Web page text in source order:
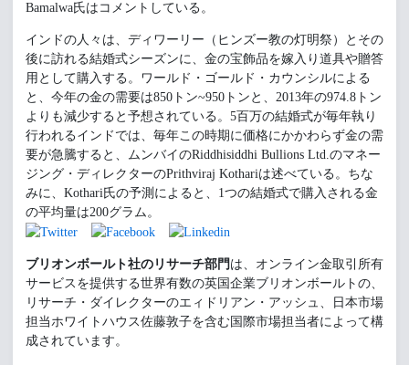
Bamalwa氏はコメントしている。
インドの人々は、ディワーリー（ヒンズー教の灯明祭）とその
後に訪れる結婚式シーズンに、金の宝飾品を嫁入り道具や贈答
用として購入する。ワールド・ゴールド・カウンシルによる
と、今年の金の需要は850トン~950トンと、2013年の974.8トン
よりも減少すると予想されている。5百万の結婚式が毎年執り
行われるインドでは、毎年この時期に価格にかかわらず金の需
要が急騰すると、ムンバイのRiddhisiddhi Bullions Ltd.のマネー
ジング・ディレクターのPrithviraj Kothariは述べている。ちな
みに、Kothari氏の予測によると、1つの結婚式で購入される金
の平均量は200グラム。
ブリオンボールト社のリサーチ部門 は、オンライン金取引所有
サービスを提供する世界有数の英国企業ブリオンボールトの、
リサーチ・ダイレクターのエィドリアン・アッシュ、日本市場
担当ホワイトハウス佐藤敦子を含む国際市場担当者によって構
成されています。